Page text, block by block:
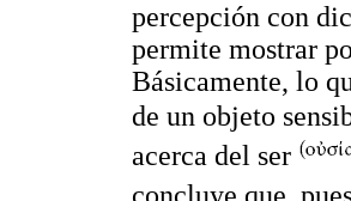
percepción con
permite mostrar
Básicamente, lo
de un objeto
acerca del ser